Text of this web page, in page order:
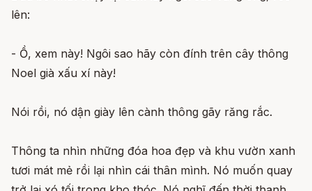
lên:
- Ồ, xem này! Ngôi sao hãy còn đính trên cây thông
Noel già xấu xí này!
Nói rồi, nó dận giày lên cành thông gãy răng rắc.
Thông ta nhìn những đóa hoa đẹp và khu vườn xanh
tươi mát mẻ rồi lại nhìn cái thân mình. Nó muốn quay